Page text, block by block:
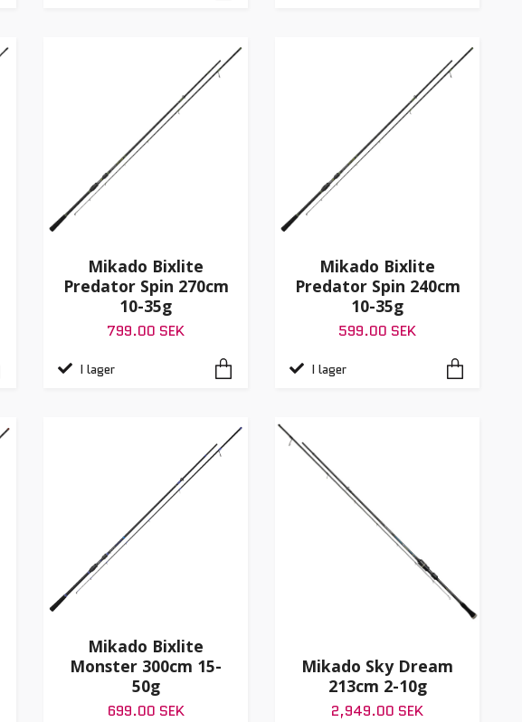
Mikado Bixlite
Predator Spin 270cm
10-35g
799.00 SEK
I lager
Mikado Bixlite
Predator Spin 240cm
10-35g
599.00 SEK
I lager
Mikado Bixlite
Monster 300cm 15-
50g
699.00 SEK
Mikado Sky Dream
213cm 2-10g
2,949.00 SEK